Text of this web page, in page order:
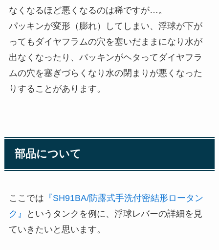
なくなるほど悪くなるのは稀ですが…。
パッキンが変形（膨れ）してしまい、浮球が下が
ってもダイヤフラムの穴を塞いだままになり水が
出なくなったり、パッキンがヘタってダイヤフラ
ムの穴を塞ぎづらくなり水の閉まりが悪くなった
りすることがあります。
部品について
ここでは 『SH91BA/防露式手洗付密結形ロータン
ク』
というタンクを例に、浮球レバーの詳細を見
ていきたいと思います。